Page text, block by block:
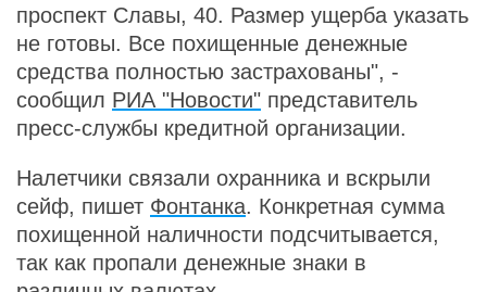
проспект Славы, 40. Размер ущерба указать
не готовы. Все похищенные денежные
средства полностью застрахованы", -
сообщил РИА "Новости" представитель
пресс-службы кредитной организации.
Налетчики связали охранника и вскрыли
сейф, пишет Фонтанка. Конкретная сумма
похищенной наличности подсчитывается,
так как пропали денежные знаки в